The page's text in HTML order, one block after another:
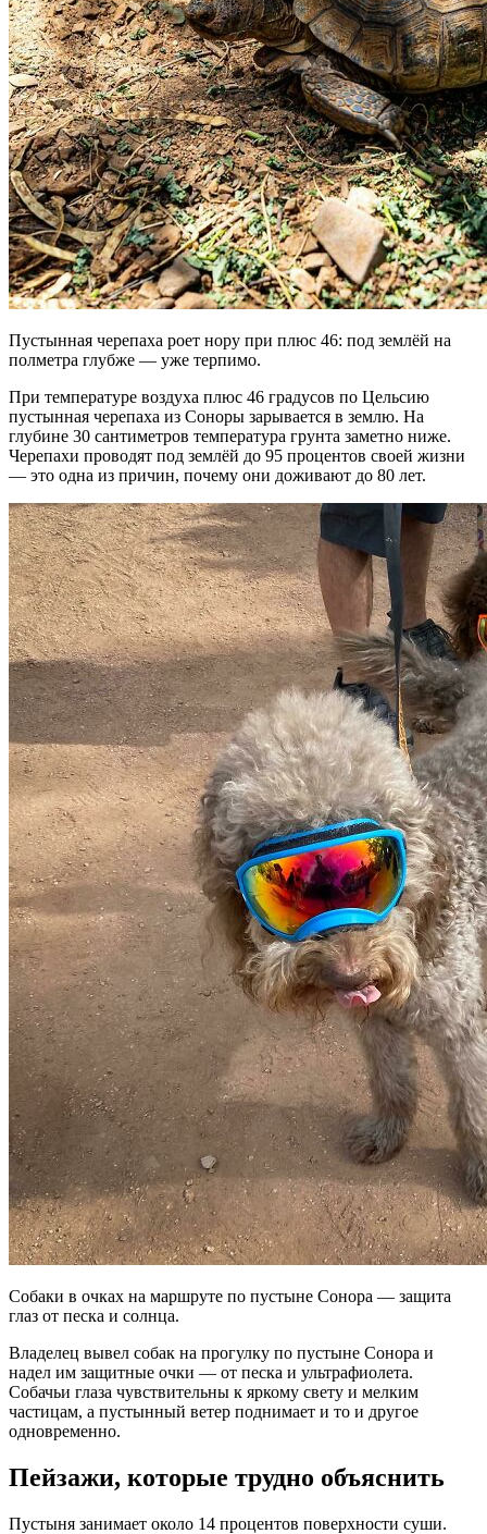
Пустынная черепаха роет нору при плюс 46: под землёй на
полметра глубже — уже терпимо.
При температуре воздуха плюс 46 градусов по Цельсию
пустынная черепаха из Соноры зарывается в землю. На
глубине 30 сантиметров температура грунта заметно ниже.
Черепахи проводят под землёй до 95 процентов своей жизни
— это одна из причин, почему они доживают до 80 лет.
Собаки в очках на маршруте по пустыне Сонора — защита
глаз от песка и солнца.
Владелец вывел собак на прогулку по пустыне Сонора и
надел им защитные очки — от песка и ультрафиолета.
Собачьи глаза чувствительны к яркому свету и мелким
частицам, а пустынный ветер поднимает и то и другое
одновременно.
Пейзажи, которые трудно объяснить
Пустыня занимает около 14 процентов поверхности суши.